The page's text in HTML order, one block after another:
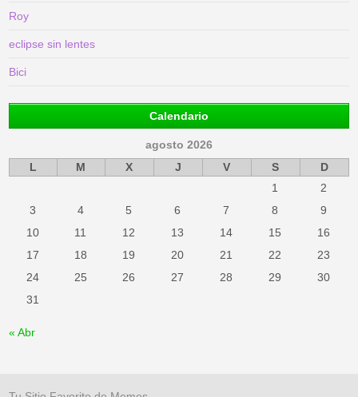
Roy
eclipse sin lentes
Bici
Calendario
agosto 2026
L
M X J V S
D
1
2
3
4 5 6 7 8
9
10
11 12 13 14 15
16
17
18 19 20 21 22
23
24
25 26 27 28 29
30
31
« Abr